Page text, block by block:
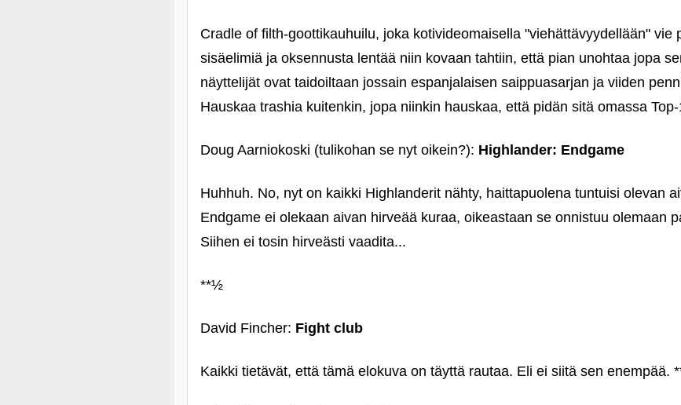
Cradle of filth-goottikauhuilu, joka kotivideomaisella "viehättävyydellään" vie
sisäelimiä ja oksennusta lentää niin kovaan tahtiin, että pian unohtaa jopa
näyttelijät ovat taidoiltaan jossain espanjalaisen saippuasarjan ja viiden
Hauskaa trashia kuitenkin, jopa niinkin hauskaa, että pidän sitä omassa
Doug Aarniokoski (tulikohan se nyt oikein?): Highlander: Endgame
Huhhuh. No, nyt on kaikki Highlanderit nähty, haittapuolena tuntuisi olevan
Endgame ei olekaan aivan hirveää kuraa, oikeastaan se onnistuu olemaan
Siihen ei tosin hirveästi vaadita...
**½
David Fincher: Fight club
Kaikki tietävät, että tämä elokuva on täyttä rautaa. Eli ei siitä sen enempää.